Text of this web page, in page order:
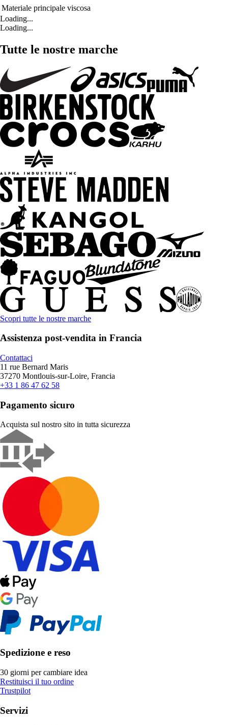
Materiale principale viscosa
Loading...
Loading...
Tutte le nostre marche
Scopri tutte le nostre marche
Assistenza post-vendita in Francia
Contattaci
11 rue Bernard Maris
37270 Montlouis-sur-Loire, Francia
+33 1 86 47 62 58
Pagamento sicuro
Acquista sul nostro sito in tutta sicurezza
Spedizione e reso
30 giorni per cambiare idea
Restituisci il tuo ordine
Trustpilot
Servizi